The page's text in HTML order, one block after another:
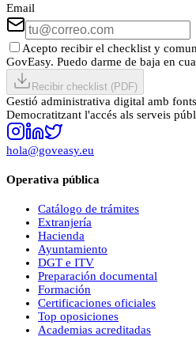
Email
Acepto recibir el checklist y
GovEasy. Puedo darme de baja en
Recibir checklist (PDF)
Gestió administrativa digital amb
Democratitzant l'accés als serveis
hola@goveasy.eu
Operativa pública
Catálogo de trámites
Extranjería
Hacienda
Ayuntamiento
DGT e ITV
Preparación documental
Formación
Certificaciones oficiales
Top oposiciones
Academias acreditadas